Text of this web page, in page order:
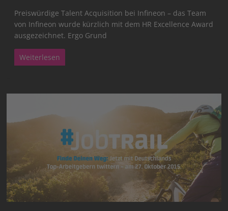
Preiswürdige Talent Acquisition bei Infineon – das Team
von Infineon wurde kürzlich mit dem HR Excellence Award
ausgezeichnet. Ergo Grund
Weiterlesen